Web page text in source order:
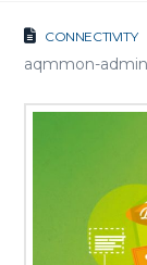
CONNECTIVITY
aqmmon-admin